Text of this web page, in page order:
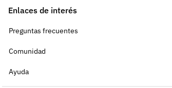
Enlaces de interés
Preguntas frecuentes
Comunidad
Ayuda